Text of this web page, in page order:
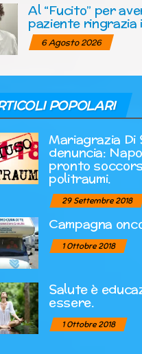
Al “Fucito” per
paziente
6 Agosto 2026
POPOLARI
Mariagrazia Di
denuncia:
pronto
politraumi.
29 Settembre 2018
Campagna
1 Ottobre 2018
Salute è
essere.
1 Ottobre 2018